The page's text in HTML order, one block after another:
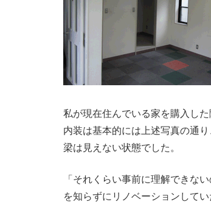
私が現在住んでいる家を購入した
内装は基本的には上述写真の通
梁は見えない状態でした。
「それくらい事前に理解できな
を知らずにリノベーションして